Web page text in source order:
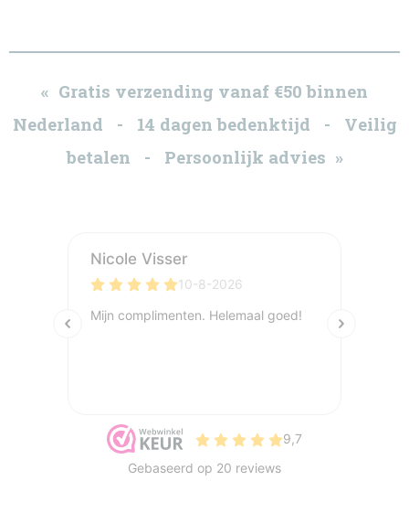
« Gratis verzending vanaf €50 binnen
Nederland - 14 dagen bedenktijd - Veilig
betalen - Persoonlijk advies »